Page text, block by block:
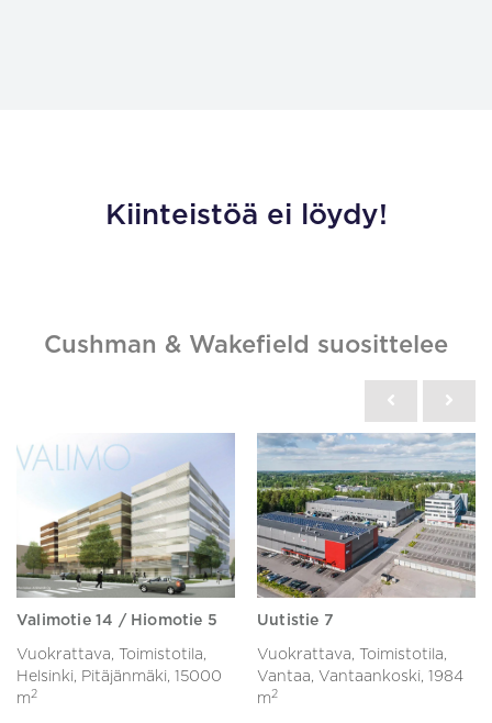
Kiinteistöä ei löydy!
Cushman & Wakefield suosittelee
Valimotie 14 / Hiomotie 5
Vuokrattava, Toimistotila,
Helsinki, Pitäjänmäki, 15000
m 2
Uutistie 7
Vuokrattava, Toimistotila,
Vantaa, Vantaankoski, 1984
m 2